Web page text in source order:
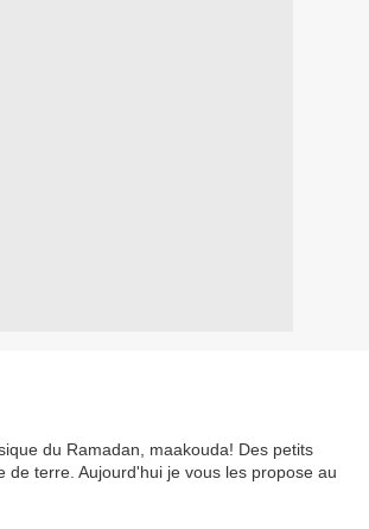
du Ramadan, maakouda! Des petits
de terre. Aujourd'hui je vous les propose au